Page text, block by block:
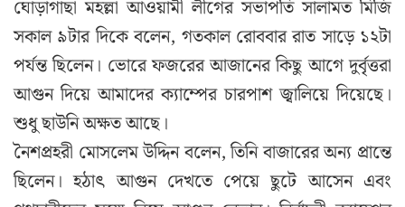
ঘোড়াগাছা মহল্লা আওয়ামী লীগের সভাপতি সালামত মিজি
সকাল ৯টার দিকে বলেন, গতকাল রোববার রাত সাড়ে ১২টা
পর্যন্ত ছিলেন। ভোরে ফজরের আজানের কিছু আগে দুর্বৃত্তরা
আগুন দিয়ে আমাদের ক্যাম্পের চারপাশ জ্বালিয়ে দিয়েছে।
শুধু ছাউনি অক্ষত আছে।
নৈশপ্রহরী মোসলেম উদ্দিন বলেন, তিনি বাজারের অন্য প্রান্তে
ছিলেন। হঠাৎ আগুন দেখতে পেয়ে ছুটে আসেন এবং